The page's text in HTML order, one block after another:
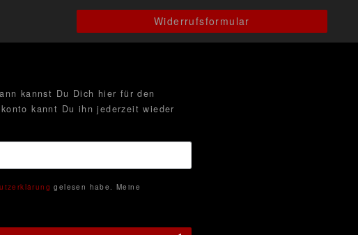
Widerrufsformular
kannst Du Dich hier für den
kannt Du ihn jederzeit wieder
gelesen habe. Meine